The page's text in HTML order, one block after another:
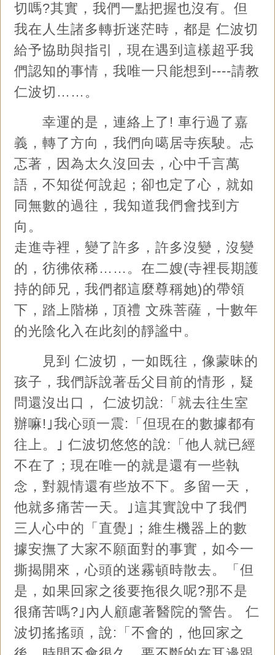
切嗎?其實，我們一點把握也沒有。但
我在人生諸多轉折迷茫時，都是 仁波切
給予協助與指引，現在遇到這樣超乎我
們認知的事情，我唯一只能想到----請教
仁波切……。
幸運的是，連絡上了! 車行過了嘉
義，轉了方向，我們向噶居寺疾駛。忐
忑著，因為太久沒回去，心中千言萬
語，不知從何說起；卻也定了心，就如
同無數的過往，我知道我們會找到方
向。
走進寺裡，變了許多，許多沒變，沒變
的，彷彿依稀……。在二嫂(寺裡長期護
持的師兄，我們都這麼尊稱她)的帶領
下，踏上階梯，頂禮 文殊菩薩，十數年
的光陰化入在此刻的靜謐中。
見到 仁波切，一如既往，像蒙昧的
孩子，我們訴說著岳父目前的情形，疑
問還沒出口， 仁波切說:「就去往生室
辦嘛!｣我心頭一震:「但現在的數據都有
往上。｣ 仁波切悠悠的說:「他人就已經
不在了；現在唯一的就是還有一些執
念，對親情還有些放不下。多留一天，
他就多痛苦一天。｣這其實說中了我們
三人心中的「直覺｣；維生機器上的數
據安撫了大家不願面對的事實，如今一
撕揭開來，心頭的迷霧頓時散去。「但
是，如果回家之後要拖很久呢?那不是
很痛苦嗎?｣內人顧慮著醫院的警告。 仁
波切搖搖頭，說:「不會的，他回家之